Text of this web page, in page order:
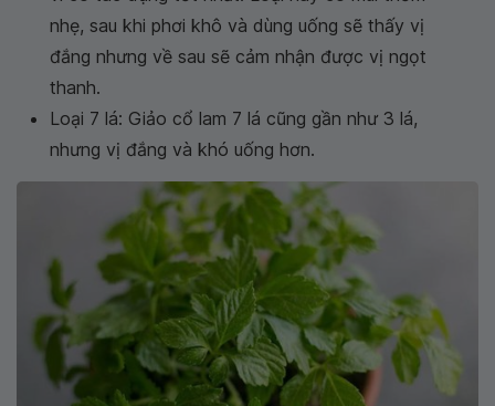
nhẹ, sau khi phơi khô và dùng uống sẽ thấy vị
đắng nhưng về sau sẽ cảm nhận được vị ngọt
thanh.
Loại 7 lá: Giảo cổ lam 7 lá cũng gần như 3 lá,
nhưng vị đắng và khó uống hơn.